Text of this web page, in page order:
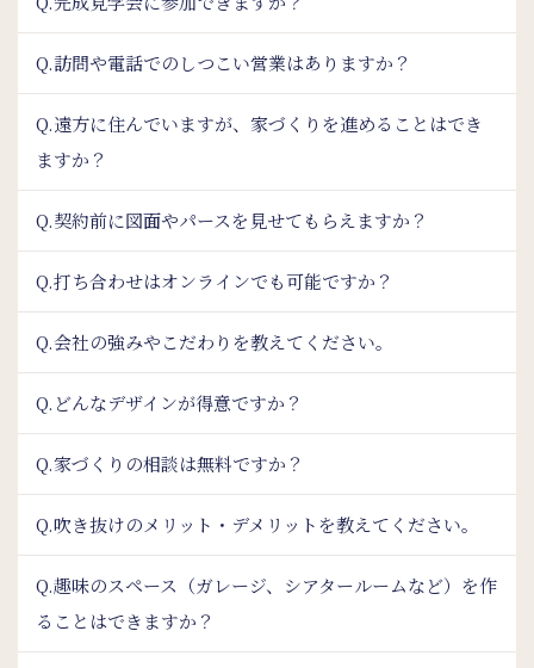
Q.訪問や電話でのしつこい営業はありますか？
Q.遠方に住んでいますが、家づくりを進めることはでき
ますか？
Q.契約前に図面やパースを見せてもらえますか？
Q.打ち合わせはオンラインでも可能ですか？
Q.会社の強みやこだわりを教えてください。
Q.どんなデザインが得意ですか？
Q.家づくりの相談は無料ですか？
Q.吹き抜けのメリット・デメリットを教えてください。
Q.趣味のスペース（ガレージ、シアタールームなど）を作
ることはできますか？